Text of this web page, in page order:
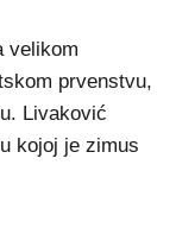
velikom
prvenstvu,
Livaković
kojoj je zimus